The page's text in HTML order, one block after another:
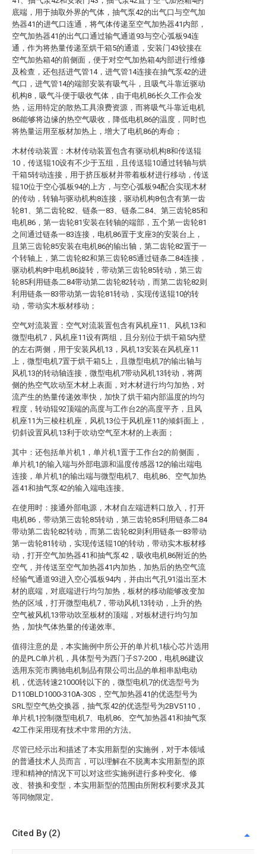
底端，用于抽取外界的气体，抽气泵42的出气口与空气加
热器41的进气口连通，将气体传递至空气加热器41内部，
空气加热器41的出气口通过输气通道93与空心弧板94连
通，作为将热量传递至烘干箱5的通道，安装门43铰接在
空气加热箱4的前侧面，便于对空气加热箱4内部进行维修
及检查，还包括进气管14，进气管14连接在抽气泵42的进
气口，进气管14的端部安装有吸气斗，且吸气斗靠近驱动
机构8，吸气斗便于吸收气体，由于电机86长久工作会发
热，运用特定的散热工具浪费资源，而将吸气斗靠近电机
86能够将边缘的热空气吸收，降低电机86的温度，同时也
将热量运用至板材加热上，增大了电机86的寿命；
木材传动装置：木材传动装置包含有驱动机构8和传送辊
10，传送辊10设有不少于五组，且传送辊10通过转轴与烘
干箱5转动连接，用于挤压板材并带着板材进行移动，传送
辊10位于空心弧板94的上方，与空心弧板94配合实现木材
的传动，转轴与驱动机构8连接，驱动机构8包含有第一齿
轮81、第二齿轮82、链条一83、链条二84、第三齿轮85和
电机86，第一齿轮81安装在转轴的端部，五个第一齿轮81
之间通过链条一83连接，电机86置于支座3的安装台上，
且第三齿轮85安装在电机86的输出轴，第二齿轮82置于一
个转轴上，第二齿轮82和第三齿轮85通过链条二84连接，
驱动机构8中电机86旋转，带动第三齿轮85转动，第三齿
轮85利用链条二84带动第二齿轮82转动，而第二齿轮82则
利用链条一83带动第一齿轮81转动，实现传送辊10的转
动，带动实木板材移动；
空气对流装置：空气对流装置包含有风机座11、风机13和
微型电机7，风机座11设有两组，且分别位于烘干箱5内壁
的左右两侧，用于安装风机13，风机13安装在风机座11
上，微型电机7置于烘干箱5上，且微型电机7的输出轴与
风机13的转动轴连接，微型电机7带动风机13转动，将两
侧的热空气吹动至木材上表面，对木材进行均匀加热，对
流产生的热量传递效率快，加快了烘干箱内部温度的均匀
程度，转动辊92顶端的高度与工作台2的高度平齐，且风
机座11为三棱柱机座，风机13位于风机座11的倾斜面上，
切斜设置风机13利于吹动空气至木材的上表面；
其中：还包括单片机1，单片机1置于工作台2的前侧面，
单片机1的输入端与外部电源和温度传感器12的输出端电
连接，单片机1的输出端与微型电机7、电机86、空气加热
器41和抽气泵42的输入端电连接。
在使用时：接通外部电源，木材自左端进料口放入，打开
电机86，带动第三齿轮85转动，第三齿轮85利用链条二84
带动第二齿轮82转动，而第二齿轮82则利用链条一83带动
第一齿轮81转动，实现传送辊10的转动，带动实木板材移
动，打开空气加热器41和抽气泵42，吸收电机86附近的热
空气，并传送至空气加热器41内加热，加热后的热空气流
经输气通道93进入空心弧板94内，并由出气孔91溢出至木
材的底端，对底端进行均匀加热，板材的移动能够改变加
热的区域，打开微型电机7，带动风机13转动，上升的热
空气被风机13带动吹至板材的顶端，对板材进行均匀加
热，加快气体热量的传递效率。
值得注意的是，本实施例中所公开的单片机1核心芯片选用
的是PLC单片机，具体型号为西门子S7-200，电机86建议
选用东莞市腾驰电机制品有限公司出品的单相串励电动
机，优选转速21000转以下的，微型电机7的优选型号为
D110BLD1000-310A-30S，空气加热器41的优选型号为
SRL型空气热交换器，抽气泵42的优选型号为2BV5110，
单片机1控制微型电机7、电机86、空气加热器41和抽气泵
42工作采用现有技术中常用的方法。
尽管已经示出和描述了本实用新型的实施例，对于本领域
的普通技术人员而言，可以理解在不脱离本实用新型的原
理和精神的情况下可以对这些实施例进行多种变化、修
改、替换和变型，本实用新型的范围由所附权利要求及其
等同物限定。
Cited By (2)